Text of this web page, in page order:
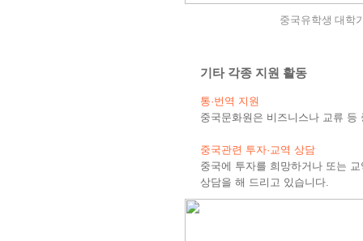
중국유학생 대학
기타 각종 지원 활동
통·번역 지원
중국문화원은 비즈니스나 교류 등
중국관련 투자·교역 상담
중국에 투자를 희망하거나 또는
상담을 해 드리고 있습니다.